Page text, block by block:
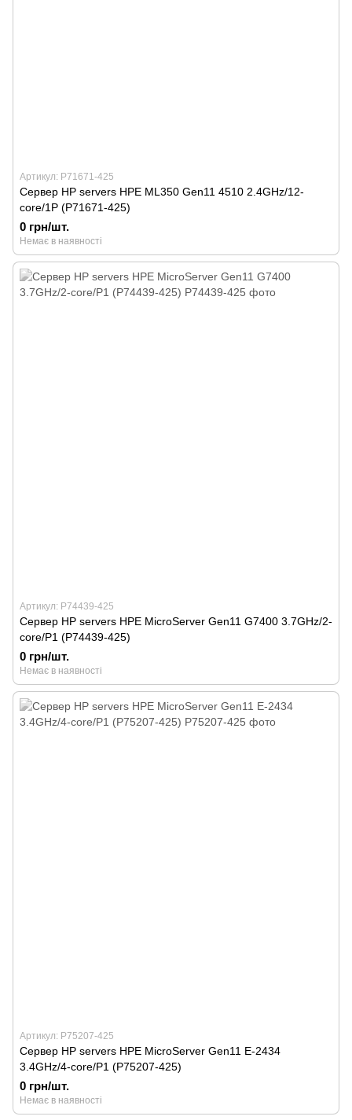
Артикул: P71671-425
Сервер HP servers HPE ML350 Gen11 4510 2.4GHz/12-
core/1P (P71671-425)
0 грн/шт.
Немає в наявності
Артикул: P74439-425
Сервер HP servers HPE MicroServer Gen11 G7400 3.7GHz/2-
core/P1 (P74439-425)
0 грн/шт.
Немає в наявності
Артикул: P75207-425
Сервер HP servers HPE MicroServer Gen11 E-2434
3.4GHz/4-core/P1 (P75207-425)
0 грн/шт.
Немає в наявності